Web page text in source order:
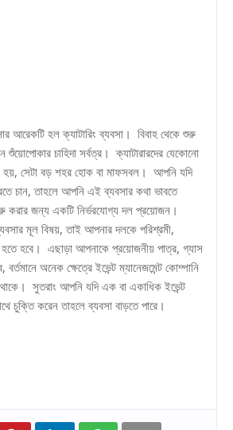
আরেকটি হল ক্যাটারিং ব্যবসা। বিবাহ থেকে শুরু
শুঁয়োপোকার চাহিদা সর্বত্র। ক্যাটারারদের যেকোনো
হয়, সেটা বড় শহর হোক বা মাফসবল। আপনি যদি
চান, তাহলে আপনি এই ব্যবসার কথা ভাবতে
করার জন্য একটি নির্ভরযোগ্য দল প্রয়োজন।
মূল বিষয়, তাই আপনার দলকে পরিশ্রমী,
হবে। এছাড়া আপনাকে প্রয়োজনীয় পাত্র, গ্যাস
অনেক ক্ষেত্রে ইভেন্ট ম্যানেজমেন্ট কোম্পানি
থাকে। সুতরাং আপনি যদি এক বা একাধিক ইভেন্ট
চুক্তি করেন তাহলে ব্যবসা বাড়তে পারে।